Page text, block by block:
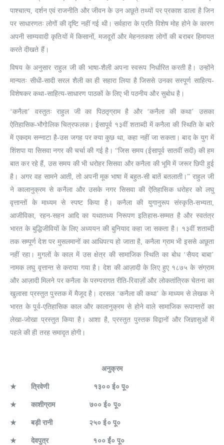
पाश्चात्य, दर्शन एवं राजनीति और जीवन के उन अछूते तथ्यों पर प्रकाश डाला है जिन
पर साधारणतः लोगों की दृष्टि नहीं गई थी। सर्वहारा के प्रति विशेष मोह होने के कारण
अपनी साम्यवादी कृतियों में किसानों, मजदूरों और मेहनतकश लोगों की बराबर हिमायत
करते दीखते हैं।
विषय के अनुसार राहुल जी की भाषा-शैली अपना स्वरूप निर्धारित करती है। उन्होंने
मान्यतः सीधी-सादी सरल शैली का ही सहारा लिया है जिससे उनका सस्पूर्ण साहित्य-
विशेषकर कथा-साहित्य-साधारण पाठकों के लिए भी पठनीय और सुबोध है।
‘कनैला’ वस्तुतः राहुल जी का पिठतृग्राम है और ‘कनैला की कथा’ उसका
ऐतिहासिक-भौगोलिक चित्रफलक। ईसापूर्व १३वीं शताब्दी में कनैला की स्थिति के बारे
में एकदम सन्नाटा है-उस जगह पर क्‍या कुछ था, कहा नहीं जा सकता। बाद के युग में
शिंशपा या सिसवा नगर की चर्चा की गई है। “जिस समय (ईसापूर्व सातवीं सदी) की हम
बात कर रहे हैं, उस समय की भी धरोहर सिसवा और कनैला की भूमि में जरूर छिपी हुई
है। अगर वह सामने आती, तो अपनी मूक भाषा में बहुत-सी बातें बतलाती।” राहुल जी
ने कालानुक्रम से कनैला और उसके नगर सिसवा की ऐतिहासिक धरोहर को लघु
वृत्तान्तों के माध्यम से स्पष्ट किया है। कनैला की युगानुरूप संस्कृति-सभ्यता,
आजीविका, रहन-सहन आदि का यथातथ्य निरूपण इतिहास-सम्मत है और स्वतंत्र
भारत के बुद्धिजीवियों के लिए अध्ययन की बुनियाद कहा जा सकता है। १३वीं शताब्दी
तक सम्पूर्ण देश पर मुसलमानों का आधिपत्य हो जाता है, कनैला ग्राम भी इससे अछूता
नहीं रहा। मुगलों के काल में उस क्षेत्र की सामाजिक स्थिति का बोध ‘सैयद बाबा’
नामक लघु वृत्तान्त से कराया गया है। देश की आज़ादी के लिए हुए १८७५ के संग्राम
और आज़ादी मिलने पर कनैला के परम्परागत रीति-रिवाज़ों और लोकतांत्रिक चेतना का
खुलासा प्रस्तुत पुस्तक में मैजूद है। दरसल ‘कनैला की कथा’ के माध्यम से लेखक ने
भारत के पूर्व-एतिहासिक काल और कालानुक्रम से होने वाले सामाजिक रूपान्तरों का
लेखा-जोखा प्रस्तुत किया है। आशा है, प्रस्तुत पुस्तक विद्वानों और जिज्ञासुओं में
पहले की ही तरह समादृत होगी।
अनुक्रम
★ त्रिवेणी१३०० ई० पू०
★ काशीग्राम७०० ई० पू०
★ बड़ी रानी२५० ई० पू०
★ देवपुत्र१०० र्ई० पू०